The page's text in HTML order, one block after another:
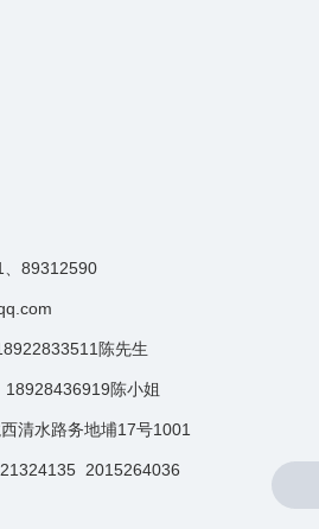
、89312590
陈先生
陈小姐
清水路务地埔17号1001
2015264036